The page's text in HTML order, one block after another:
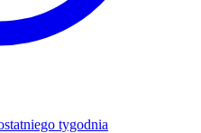
tygodnia